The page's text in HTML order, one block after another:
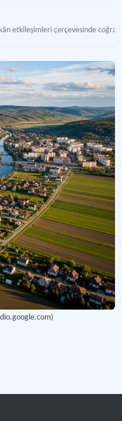
etkileşimleri çerçevesinde
disiplinlerarası bir araştırma
Bea Eskişehir Projesi Açılış & İçerik Geliştirme Çalıştayı Sonuç Raporu
alanında önemli katkılar sunmak
Planı (2021-2030)
ve sürdürülebilir yönetimi
üzerine bilgi veren önemli